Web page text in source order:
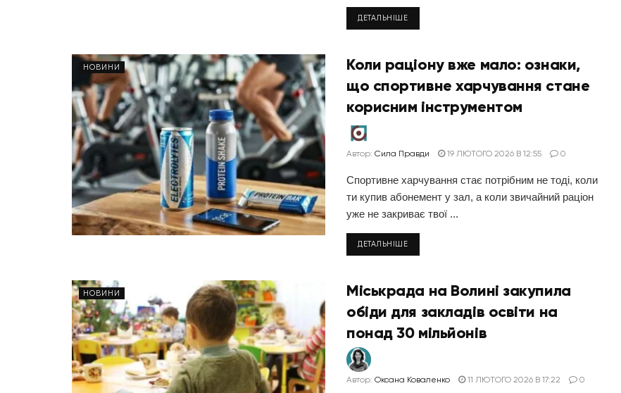
ДЕТАЛЬНІШЕ
НОВИНИ
Коли раціону вже мало: ознаки,
що спортивне харчування стане
корисним інструментом
Автор: Сила Правди 19 ЛЮТОГО 2026 В 12:55 0
Спортивне харчування стає потрібним не тоді, коли
ти купив абонемент у зал, а коли звичайний раціон
уже не закриває твої ...
ДЕТАЛЬНІШЕ
НОВИНИ
Міськрада на Волині закупила
обіди для закладів освіти на
понад 30 мільйонів
Автор: Оксана Коваленко 11 ЛЮТОГО 2026 В 17:22 0